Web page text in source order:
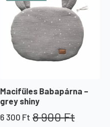
Macifüles Babapárna –
grey shiny
8 900Ft
Original
6 300 Ft
Current